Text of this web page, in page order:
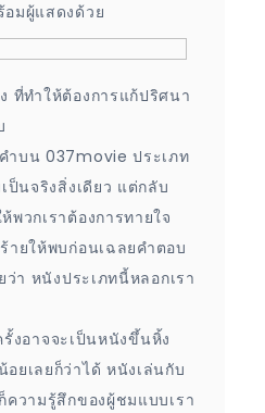
มผู้แสดงด้วย
ที่ทำให้ต้องการแก้ปริศนา
ำบน 037movie ประเภท
ป็นจริงสิ่งเดียว แต่กลับ
พวกเราต้องการทายใจ
ยให้พบก่อนเฉลยคำตอบ
า หนังประเภทนี้หลอกเรา
งอาจจะเป็นหนังขึ้นหิ้ง
ยเลยก็ว่าได้ หนังเล่นกับ
วามรู้สึกของผู้ชมแบบเรา